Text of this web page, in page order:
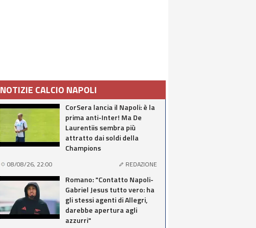
NOTIZIE CALCIO NAPOLI
CorSera lancia il Napoli: è la
prima anti-Inter! Ma De
Laurentiis sembra più
attratto dai soldi della
Champions
08/08/26, 22:00 REDAZIONE
Romano: "Contatto Napoli-
Gabriel Jesus tutto vero: ha
gli stessi agenti di Allegri,
darebbe apertura agli
azzurri"